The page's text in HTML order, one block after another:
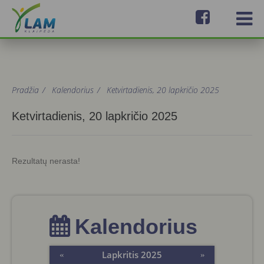
Pradžia / Kalendorius / Ketvirtadienis, 20 lapkričio 2025
Ketvirtadienis, 20 lapkričio 2025
Rezultatų nerasta!
Kalendorius
« Lapkritis 2025 »